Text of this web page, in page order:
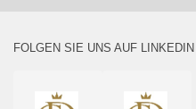
FOLGEN SIE UNS AUF LINKEDIN